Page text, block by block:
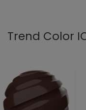
Trend Color